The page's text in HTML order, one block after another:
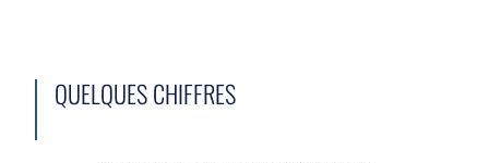
QUELQUES CHIFFRES